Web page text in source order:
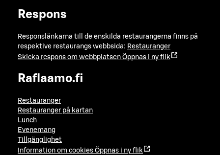
Respons
Responslänkarna till de enskilda restaurangerna finns på
respektive restaurangs webbsida: Restauranger
Skicka respons om webbplatsen Öppnas i ny flik
Raflaamo.fi
Restauranger
Restauranger på kartan
Lunch
Evenemang
Tillgänglighet
Information om cookies Öppnas i ny flik